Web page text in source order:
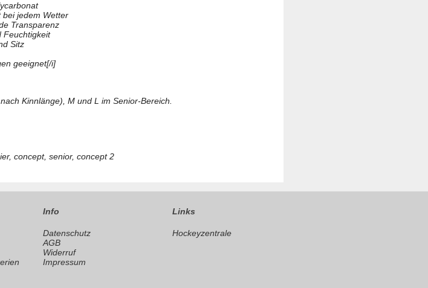
bei jedem Wetter
Transparenz
Feuchtigkeit
Sitz
geeignet[/i]
Kinnlänge), M und L im Senior-Bereich.
concept, senior, concept 2
Info
Datenschutz
AGB
Widerruf
Impressum
Links
Hockeyzentrale